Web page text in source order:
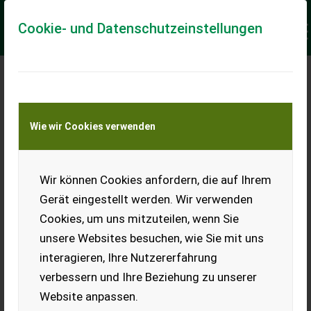
Cookie- und Datenschutzeinstellungen
Wie wir Cookies verwenden
Wir können Cookies anfordern, die auf Ihrem
Gerät eingestellt werden. Wir verwenden
Cookies, um uns mitzuteilen, wenn Sie
unsere Websites besuchen, wie Sie mit uns
interagieren, Ihre Nutzererfahrung
verbessern und Ihre Beziehung zu unserer
Website anpassen.
Meine Transportkostenanfrage
Transport von Land- und Baumaschinen –
KEINE Tiertransporte
Ladeort
Ort